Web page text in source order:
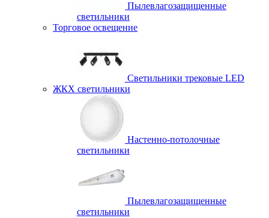
Пылевлагозащищенные
светильники
Торговое освещение
Светильники трековые LED
ЖКХ светильники
Настенно-потолочные
светильники
Пылевлагозащищенные
светильники